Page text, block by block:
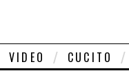
VIDEO CUCITO